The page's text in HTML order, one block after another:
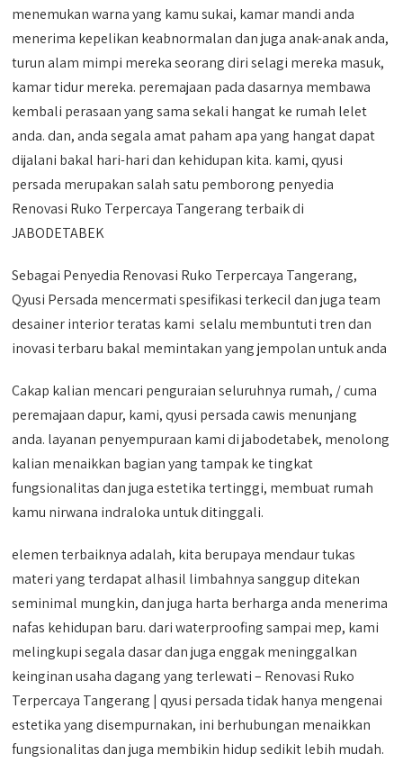
menemukan warna yang kamu sukai, kamar mandi anda
menerima kepelikan keabnormalan dan juga anak-anak anda,
turun alam mimpi mereka seorang diri selagi mereka masuk,
kamar tidur mereka. peremajaan pada dasarnya membawa
kembali perasaan yang sama sekali hangat ke rumah lelet
anda. dan, anda segala amat paham apa yang hangat dapat
dijalani bakal hari-hari dan kehidupan kita. kami, qyusi
persada merupakan salah satu pemborong penyedia
Renovasi Ruko Terpercaya Tangerang terbaik di
JABODETABEK
Sebagai Penyedia Renovasi Ruko Terpercaya Tangerang,
Qyusi Persada mencermati spesifikasi terkecil dan juga team
desainer interior teratas kami selalu membuntuti tren dan
inovasi terbaru bakal memintakan yang jempolan untuk anda
Cakap kalian mencari penguraian seluruhnya rumah, / cuma
peremajaan dapur, kami, qyusi persada cawis menunjang
anda. layanan penyempuraan kami di jabodetabek, menolong
kalian menaikkan bagian yang tampak ke tingkat
fungsionalitas dan juga estetika tertinggi, membuat rumah
kamu nirwana indraloka untuk ditinggali.
elemen terbaiknya adalah, kita berupaya mendaur tukas
materi yang terdapat alhasil limbahnya sanggup ditekan
seminimal mungkin, dan juga harta berharga anda menerima
nafas kehidupan baru. dari waterproofing sampai mep, kami
melingkupi segala dasar dan juga enggak meninggalkan
keinginan usaha dagang yang terlewati – Renovasi Ruko
Terpercaya Tangerang | qyusi persada tidak hanya mengenai
estetika yang disempurnakan, ini berhubungan menaikkan
fungsionalitas dan juga membikin hidup sedikit lebih mudah.